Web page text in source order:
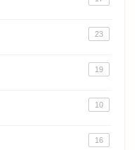
23
19
10
16